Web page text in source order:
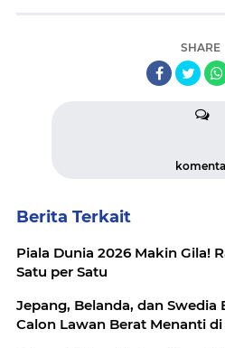
SHARE
Berita Terkait
Piala Dunia 2026 Makin Gila!
Satu per Satu
Jepang, Belanda, dan Swedia
Calon Lawan Berat Menanti di